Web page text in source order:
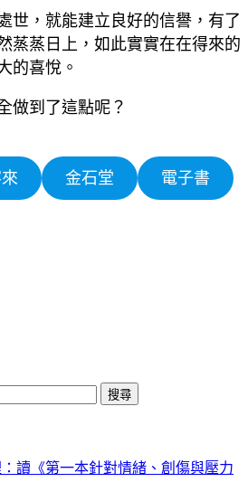
世，就能建立良好的信譽，有了
蒸蒸日上，如此實實在在得來的
的喜悅。
做到了這點呢？
金石堂 電子書
讀《第一本針對情緒、創傷與壓力